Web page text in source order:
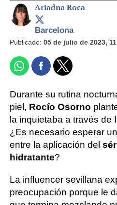
Ariadna Roca
Barcelona
Publicado: 05 de julio de 2023,
Durante su rutina
piel, Rocío Osorno
la inquietaba a través de
¿Es necesario esperar
entre la aplicación del
hidratante?
La influencer sevillana
preocupación porque le